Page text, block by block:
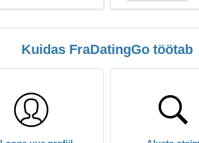
Kuidas FraDatingGo töötab